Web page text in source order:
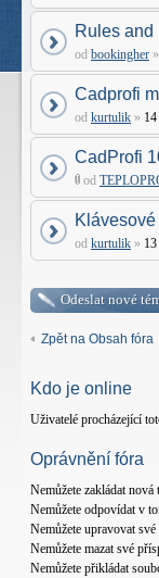
Rules and
od bookingher »
Cadprofi
od kurtulik »
CadProfi
od
od kurtulik »
Odeslat nové
Zpět na Obsah fóra
Kdo je online
Uživatelé procházející
Oprávnění fóra
Nemůžete zakládat nová
Nemůžete odpovídat v
Nemůžete upravovat
Nemůžete mazat své
Nemůžete přikládat